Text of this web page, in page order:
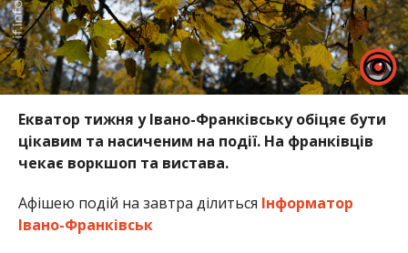
Екватор тижня у Івано-Франківську обіцяє бути
цікавим та насиченим на події. На франківців
чекає воркшоп та вистава.
Афішею подій на завтра ділиться Інформатор
Івано-Франківськ